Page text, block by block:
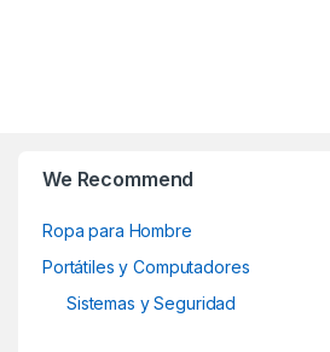
la
de
producto
We Recommend
Ropa para Hombre
Portátiles y Computadores
Sistemas y Seguridad